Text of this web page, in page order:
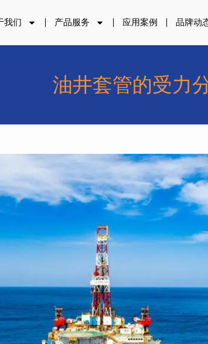
我们 产品服务 应用案例 品牌动
油井套管的受力